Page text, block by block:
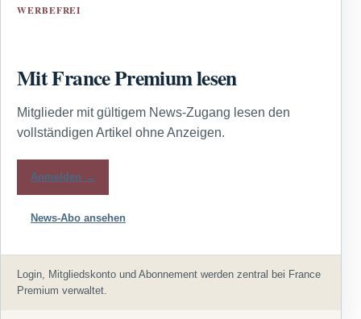
WERBEFREI
Mit France Premium lesen
Mitglieder mit gültigem News-Zugang lesen den
vollständigen Artikel ohne Anzeigen.
Anmelden →
News-Abo ansehen
Login, Mitgliedskonto und Abonnement werden zentral bei France
Premium verwaltet.